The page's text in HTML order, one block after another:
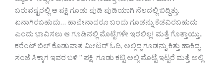
ಬರುವಷ್ಟರಲ್ಲಿ ಆ ಪಕ್ಷಿ ಗೂಡು ಪುಡಿ ಪುಡಿಯಾಗಿ ನೆಲದಲ್ಲಿ ಬಿದ್ದಿತ್ತು.
ಏನಾಗಿರಬಹುದು… ಹಾವೇನಾದರೂ ಬಂದು ಗೂಡನ್ನು ಕೆಡವಿರಬಹುದು
ಎಂದು ಭಾವಿಸಲು ಆ ಗೂಡಿನಲ್ಲಿ ಮೊಟ್ಟೆಗಳೇ ಇರಲಿಲ್ಲ! ಮತ್ತೆ ಗೊತ್ತಾಯ್ತು..
ಕರೆಂಟ್ ಬಿಲ್ ಕೊಡುವಾತ ಮೀಟರ್ ಓದಿ, ಅಲ್ಲಿದ್ದ ಗೂಡನ್ನು ಕಿತ್ತು ಹಾಕಿದ್ದ.
ಸಂಜೆ ಸಿಕ್ಕಾಗ ಇವರ ಬಳಿ ” ಪಕ್ಷಿ ಗೂಡು ಕಟ್ಟಿ ಅಲ್ಲಿ ಮೊಟ್ಟೆ ಇಟ್ಟರೆ ಮತ್ತೆ ಅಲ್ಲಿ